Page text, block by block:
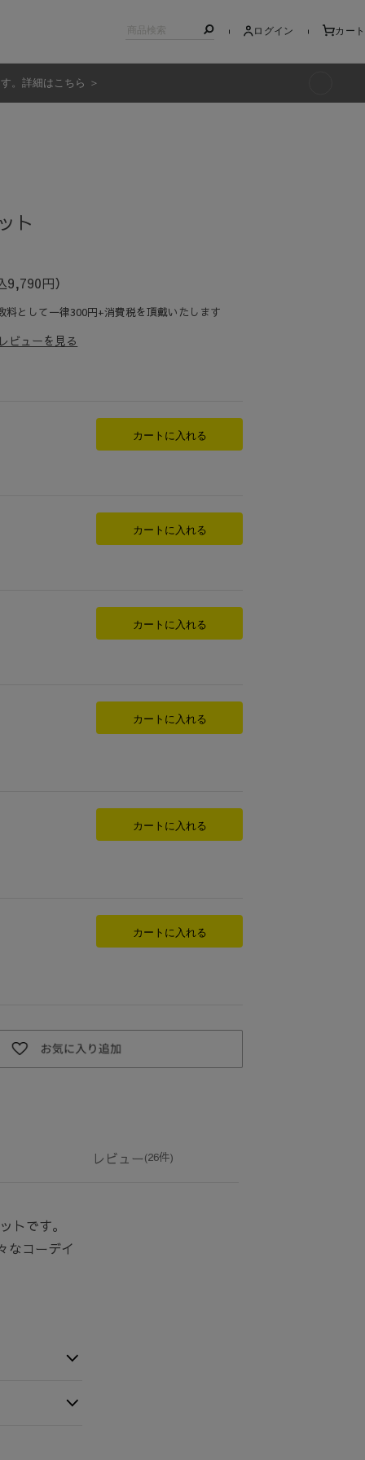
ログイン カート
。詳細はこちら ＞
ト
9,790円）
料として一律300円+消費税を頂戴いたします
レビューを見る
カートに入れる
カートに入れる
カートに入れる
カートに入れる
カートに入れる
カートに入れる
レビュー(26件)
トです。
なコーデイ